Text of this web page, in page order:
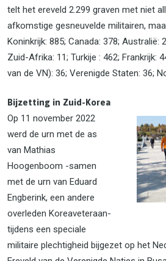
telt het ereveld 2.299 graven met niet
afkomstige gesneuvelde militairen,
Koninkrijk: 885; Canada: 378; Australië:
Zuid-Afrika: 11; Turkije : 462; Frankrijk:
van de VN): 36; Verenigde Staten: 36;
Bijzetting in Zuid-Korea
Op 11 november 2022
werd de urn met de as
van Mathias
Hoogenboom -samen
met de urn van Eduard
Engberink, een andere
overleden Koreaveteraan-
tijdens een speciale
militaire plechtigheid bijgezet op het